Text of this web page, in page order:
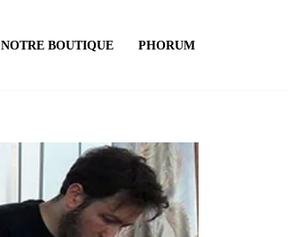
NOTRE BOUTIQUE PHORUM